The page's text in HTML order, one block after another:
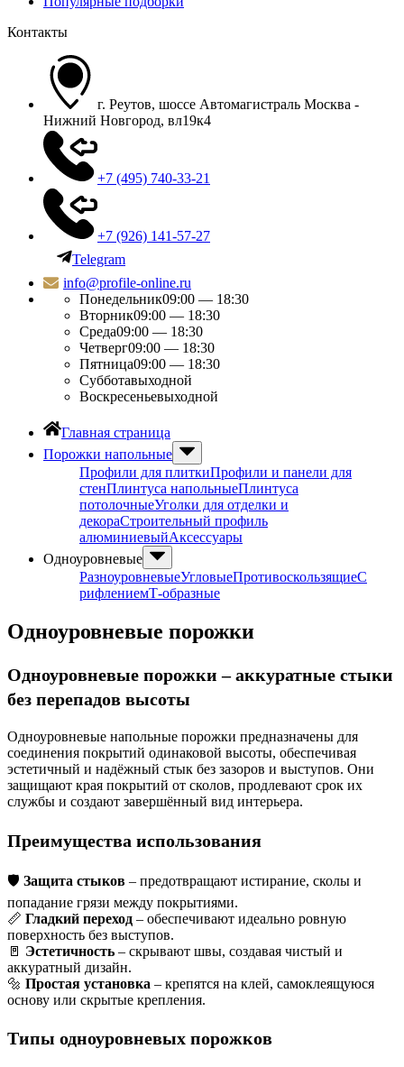
Контакты
г. Реутов, шоссе Автомагистраль Москва -
Нижний Новгород, вл19к4
+7 (495) 740-33-21
+7 (926) 141-57-27
Telegram
info@profile-online.ru
Понедельник09:00 — 18:30
Вторник09:00 — 18:30
Среда09:00 — 18:30
Четверг09:00 — 18:30
Пятница09:00 — 18:30
Субботавыходной
Воскресеньевыходной
Главная страница
Порожки напольные
Профили для плиткиПрофили и панели для
стенПлинтуса напольныеПлинтуса
потолочныеУголки для отделки и
декораСтроительный профиль
алюминиевыйАксессуары
Одноуровневые
РазноуровневыеУгловыеПротивоскользящиеС
рифлениемТ-образные
Одноуровневые порожки
Одноуровневые порожки – аккуратные стыки
без перепадов высоты
Одноуровневые напольные порожки предназначены для
соединения покрытий одинаковой высоты, обеспечивая
эстетичный и надёжный стык без зазоров и выступов. Они
защищают края покрытий от сколов, продлевают срок их
службы и создают завершённый вид интерьера.
Преимущества использования
🛡 Защита стыков – предотвращают истирание, сколы и
попадание грязи между покрытиями.
📏 Гладкий переход – обеспечивают идеально ровную
поверхность без выступов.
🚪 Эстетичность – скрывают швы, создавая чистый и
аккуратный дизайн.
🔩 Простая установка – крепятся на клей, самоклеящуюся
основу или скрытые крепления.
Типы одноуровневых порожков